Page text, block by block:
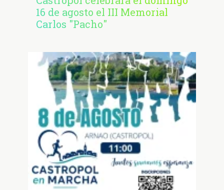
16 de agosto el III Memorial
Carlos "Pacho"